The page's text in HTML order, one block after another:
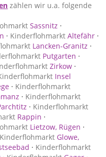
zählen wir u.a. folgende
Sassnitz ·
· Kinderflohmarkt Altefähr ·
Lancken-Granitz ·
Putgarten ·
Zirkow ·
Insel
· Kinderflohmarkt
· Kinderflohmarkt
· Kinderflohmarkt
Rappin ·
Lietzow, Rügen ·
Kinderflohmarkt Glowe,
· Kinderflohmarkt